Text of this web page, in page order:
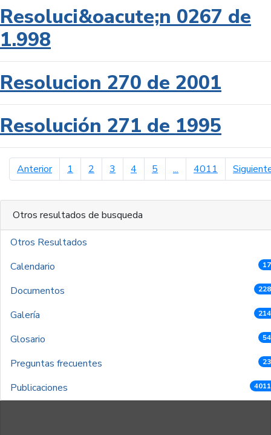
Resoluci&oacute;n 0267 de
1.998
Resolucion 270 de 2001
Resolución 271 de 1995
Anteriorpágina anterior
1 2 3 4 5 ... 4011
Otros resultados de busqueda
Otros Resultados
Calendario
Documentos
Galería
Glosario
Preguntas frecuentes
Publicaciones